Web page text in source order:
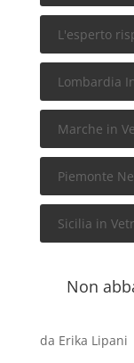
L'esperto
Lombardia
Marche in
Piemonte
Sicilia in
Non
da Erika Lipani